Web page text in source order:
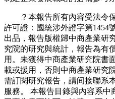
？本報告所有內容受法令保
許可證：國統涉外證字第1454
出品，報告版權歸中商產業研
究院的研究與統計，報告為有
用。未獲得中商產業研究院書
載或援用，否則中商產業研究
需訂閱研究報告，請间接聯系
服務。 本報告目錄與內容系